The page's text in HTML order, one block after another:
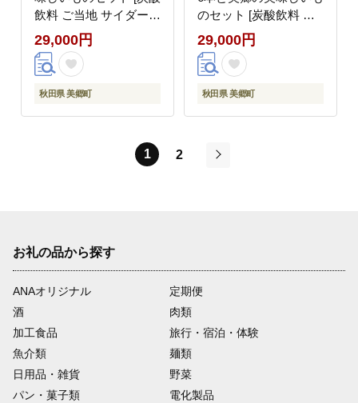
飲料 ご当地 サイダー
美郷たぬ中 キーマカレ
ー ニテコ玉キャンディ
ニテコサイダー ドロッ
奥清水 おいしい 美味
秋田県 美郷町]
29,000円
秋田県 美郷町
のセット [炭酸飲料 ご
当地 サイダー 美郷たぬ
中 キーマカレー ニテコ
玉キャンディ ニテコサ
純米酒 春霞 奥清水 お
いしい 美味 秋田県 美
29,000円
秋田県 美郷町
1
2
お礼の品から探す
ANAオリジナル
定期便
酒
肉類
加工食品
旅行・宿泊・体験
魚介類
麺類
日用品・雑貨
野菜
パン・菓子類
電化製品